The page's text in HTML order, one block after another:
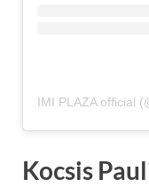
Kocsis